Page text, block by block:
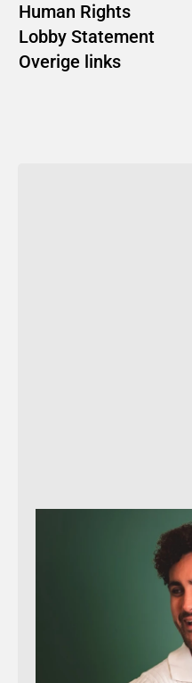
Human Rights
Lobby Statement
Overige links